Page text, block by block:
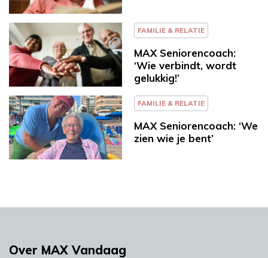
FAMILIE & RELATIE
MAX Seniorencoach:
‘Wie verbindt, wordt
gelukkig!’
FAMILIE & RELATIE
MAX Seniorencoach: ‘We
zien wie je bent’
Over MAX Vandaag